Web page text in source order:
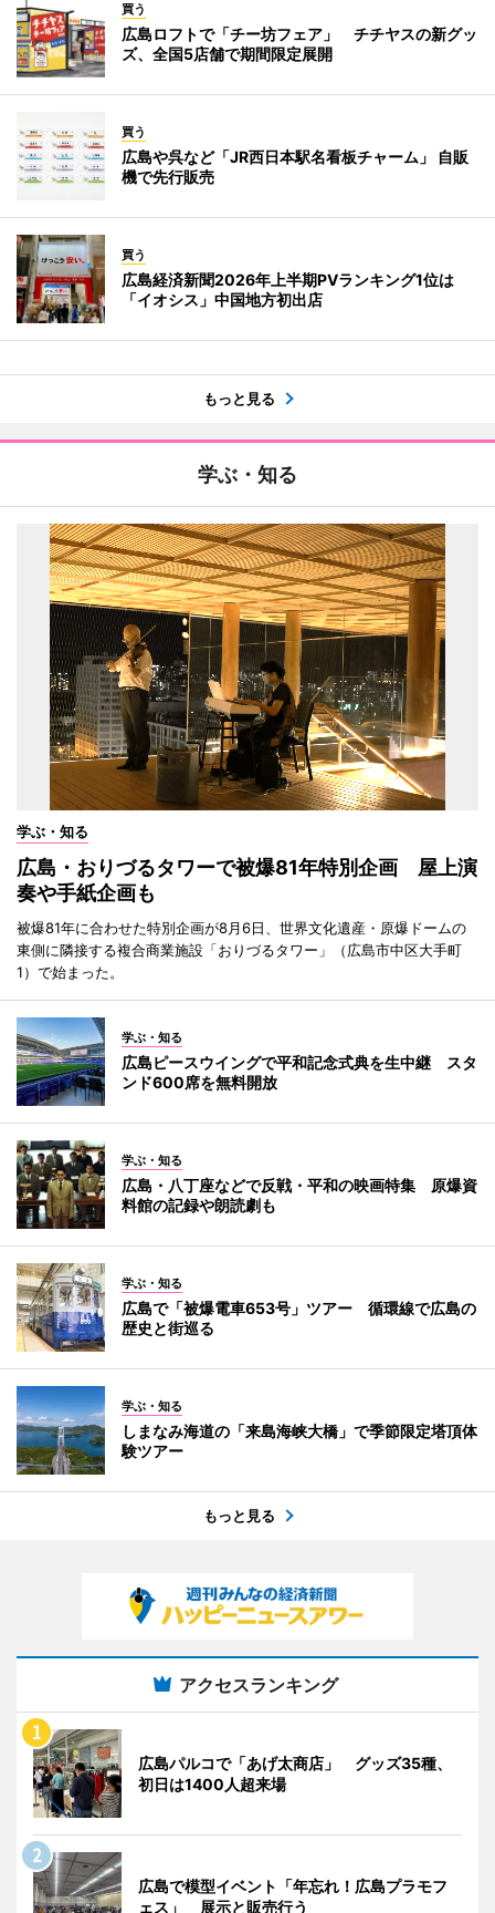
買う
広島ロフトで「チー坊フェア」 チチヤスの新グッ
ズ、全国5店舗で期間限定展開
買う
広島や呉など「JR西日本駅名看板チャーム」 自販
機で先行販売
買う
広島経済新聞2026年上半期PVランキング1位は
「イオシス」中国地方初出店
もっと見る
学ぶ・知る
学ぶ・知る
広島・おりづるタワーで被爆81年特別企画 屋上演
奏や手紙企画も
被爆81年に合わせた特別企画が8月6日、世界文化遺産・原爆ドームの
東側に隣接する複合商業施設「おりづるタワー」（広島市中区大手町
1）で始まった。
学ぶ・知る
広島ピースウイングで平和記念式典を生中継 スタ
ンド600席を無料開放
学ぶ・知る
広島・八丁座などで反戦・平和の映画特集 原爆資
料館の記録や朗読劇も
学ぶ・知る
広島で「被爆電車653号」ツアー 循環線で広島の
歴史と街巡る
学ぶ・知る
しまなみ海道の「来島海峡大橋」で季節限定塔頂体
験ツアー
もっと見る
アクセスランキング
広島パルコで「あげ太商店」 グッズ35種、
初日は1400人超来場
広島で模型イベント「年忘れ！広島プラモフ
ェス」 展示と販売行う